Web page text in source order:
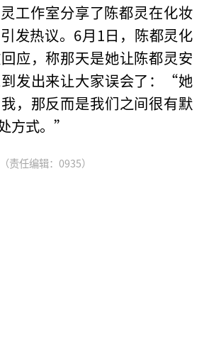
工作室分享了陈都灵在化妆
发热议。6月1日，陈都灵化
应，称那天是她让陈都灵安
发出来让大家误会了：“她
，那反而是我们之间很有默
方式。”
（责任编辑：0935）